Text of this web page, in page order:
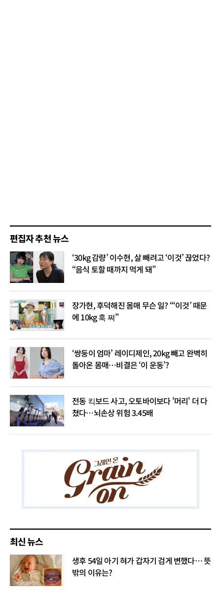
편집자 추천 뉴스
‘30kg 감량’ 이수현, 살 빼려고 ‘이것’ 끊었다?
“음식 토할 때까지 먹게 돼”
장가현, 후덕해진 몸매 무슨 일? “‘이것’ 때문
에 10kg 훅 쪄”
‘쌍둥이 엄마’ 레이디제인, 20kg 빼고 완벽히
돌아온 몸매…비결은 ‘이 운동’?
전동 킥보드 사고, 오토바이보다 '머리' 더 다
쳤다…뇌손상 위험 3.45배
최신 뉴스
생후 54일 아기 혀가 갑자기 검게 변했다… 뜻
밖의 이유는?